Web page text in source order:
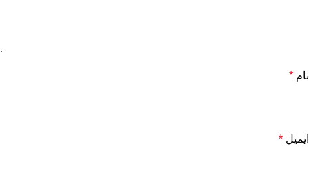
نام *
ایمیل *